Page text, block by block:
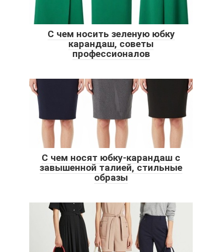
С чем носить зеленую юбку
карандаш, советы
профессионалов
С чем носят юбку-карандаш с
завышенной талией, стильные
образы